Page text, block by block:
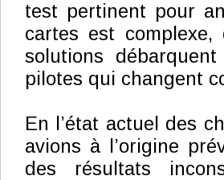
test pertinent pour
cartes est complexe,
solutions
pilotes qui changent
En l’état actuel des
avions à l’origine
des résultats